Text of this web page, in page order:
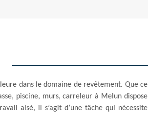
dans le domaine de revêtement. Que ce
piscine, murs, carreleur à Melun dispose
aisé, il s’agit d’une tâche qui nécessite